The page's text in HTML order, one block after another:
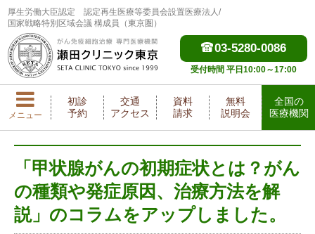
厚生労働大臣認定
認定再生医療等委員会設置医療法人/
国家戦略特別区域会議 構成員（東京圏）
03-5280-0086
受付時間 平日10:00～17:00
メニュー
初診
予約
交通
アクセス
資料
請求
無料
説明会
全国の
医療機関
「甲状腺がんの初期症状とは？がん
の種類や発症原因、治療方法を解
説」のコラムをアップしました。